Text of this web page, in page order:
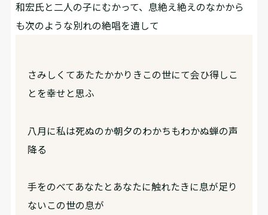
和宏氏と二人の子にむかって、息絶え絶えのなかから
も次のような別れの絶唱を遺して――
さみしくてあたたかかりきこの世にて会ひ得しこ
とを幸せと思ふ
八月に私は死ぬのか朝夕のわかちもわかぬ蝉の声
降る
手をのべてあなたとあなたに触れたきに息が足り
ないこの世の息が